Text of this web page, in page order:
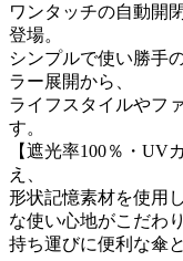
ワンタッチの自動開
登場。
シンプルで使い勝手
ラー展開から、
ライフスタイルやフ
す。
【遮光率100％・UV
え、
形状記憶素材を使用
な使い心地がこだわ
持ち運びに便利な傘